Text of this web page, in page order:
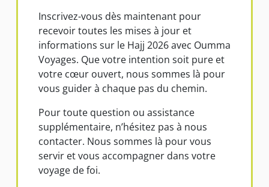
Inscrivez-vous dès maintenant pour
recevoir toutes les mises à jour et
informations sur le Hajj 2026 avec Oumma
Voyages. Que votre intention soit pure et
votre cœur ouvert, nous sommes là pour
vous guider à chaque pas du chemin.
Pour toute question ou assistance
supplémentaire, n’hésitez pas à nous
contacter. Nous sommes là pour vous
servir et vous accompagner dans votre
voyage de foi.